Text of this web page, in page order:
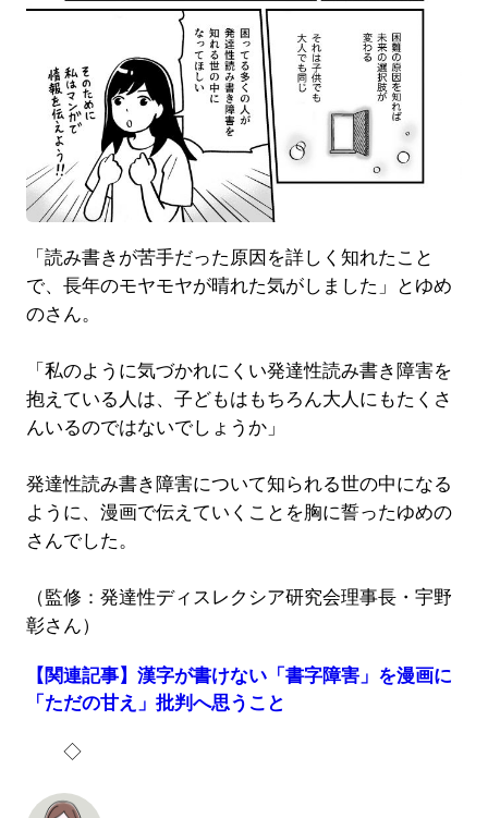
「読み書きが苦手だった原因を詳しく知れたこと
で、長年のモヤモヤが晴れた気がしました」とゆめ
のさん。
「私のように気づかれにくい発達性読み書き障害を
抱えている人は、子どもはもちろん大人にもたくさ
んいるのではないでしょうか」
発達性読み書き障害について知られる世の中になる
ように、漫画で伝えていくことを胸に誓ったゆめの
さんでした。
（監修：発達性ディスレクシア研究会理事長・宇野
彰さん）
【関連記事】漢字が書けない「書字障害」を漫画に
「ただの甘え」批判へ思うこと
◇